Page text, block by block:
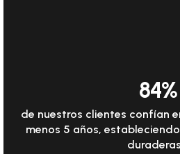
84%
de nuestros clientes confían
menos 5 años,